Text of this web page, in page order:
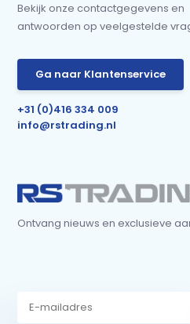
Bekijk onze contactgegevens en
antwoorden op veelgestelde
Ga naar Klantenservice
+31 (0)416 334 009
info@rstrading.nl
Ontvang nieuws en exclusieve